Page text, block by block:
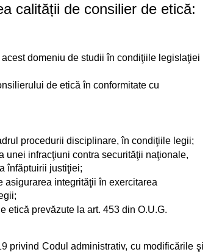
calității de consilier de etică:
domeniu de studii în condiţiile legislaţiei
de etică în conformitate cu
procedurii disciplinare, în condiţiile legii;
unei infracţiuni contra securităţii naţionale,
înfăptuirii justiţiei;
asigurarea integrităţii în exercitarea
etică prevăzute la art. 453din O.U.G.
privind Codul administrativ, cu modificările şi